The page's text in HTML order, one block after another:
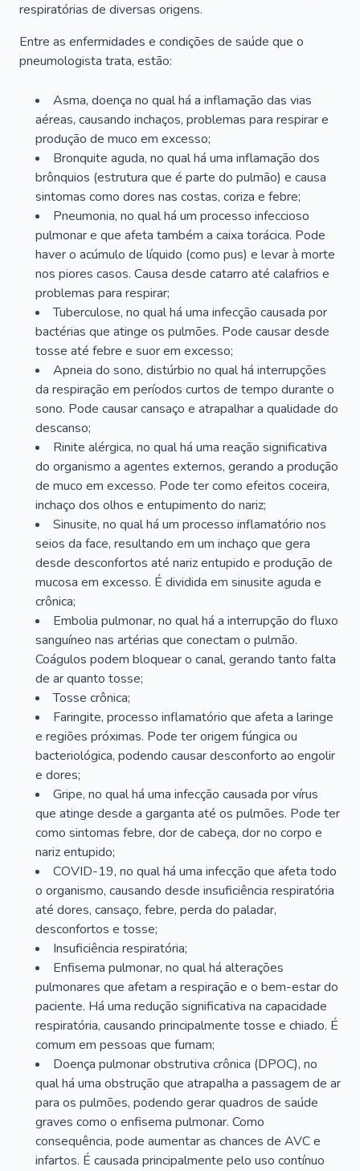
respiratórias de diversas origens.
Entre as enfermidades e condições de saúde que o
pneumologista trata, estão:
Asma, doença no qual há a inflamação das vias
aéreas, causando inchaços, problemas para respirar e
produção de muco em excesso;
Bronquite aguda, no qual há uma inflamação dos
brônquios (estrutura que é parte do pulmão) e causa
sintomas como dores nas costas, coriza e febre;
Pneumonia, no qual há um processo infeccioso
pulmonar e que afeta também a caixa torácica. Pode
haver o acúmulo de líquido (como pus) e levar à morte
nos piores casos. Causa desde catarro até calafrios e
problemas para respirar;
Tuberculose, no qual há uma infecção causada por
bactérias que atinge os pulmões. Pode causar desde
tosse até febre e suor em excesso;
Apneia do sono, distúrbio no qual há interrupções
da respiração em períodos curtos de tempo durante o
sono. Pode causar cansaço e atrapalhar a qualidade do
descanso;
Rinite alérgica, no qual há uma reação significativa
do organismo a agentes externos, gerando a produção
de muco em excesso. Pode ter como efeitos coceira,
inchaço dos olhos e entupimento do nariz;
Sinusite, no qual há um processo inflamatório nos
seios da face, resultando em um inchaço que gera
desde desconfortos até nariz entupido e produção de
mucosa em excesso. É dividida em sinusite aguda e
crônica;
Embolia pulmonar, no qual há a interrupção do fluxo
sanguíneo nas artérias que conectam o pulmão.
Coágulos podem bloquear o canal, gerando tanto falta
de ar quanto tosse;
Tosse crônica;
Faringite, processo inflamatório que afeta a laringe
e regiões próximas. Pode ter origem fúngica ou
bacteriológica, podendo causar desconforto ao engolir
e dores;
Gripe, no qual há uma infecção causada por vírus
que atinge desde a garganta até os pulmões. Pode ter
como sintomas febre, dor de cabeça, dor no corpo e
nariz entupido;
COVID-19, no qual há uma infecção que afeta todo
o organismo, causando desde insuficiência respiratória
até dores, cansaço, febre, perda do paladar,
desconfortos e tosse;
Insuficiência respiratória;
Enfisema pulmonar, no qual há alterações
pulmonares que afetam a respiração e o bem-estar do
paciente. Há uma redução significativa na capacidade
respiratória, causando principalmente tosse e chiado. É
comum em pessoas que fumam;
Doença pulmonar obstrutiva crônica (DPOC), no
qual há uma obstrução que atrapalha a passagem de ar
para os pulmões, podendo gerar quadros de saúde
graves como o enfisema pulmonar. Como
consequência, pode aumentar as chances de AVC e
infartos. É causada principalmente pelo uso contínuo